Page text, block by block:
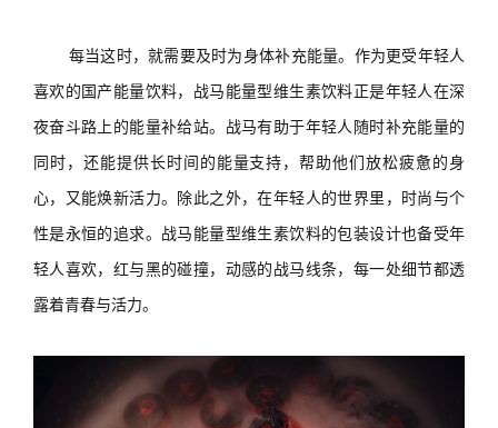
每当这时，就需要及时为身体补充能量。作为更受年轻人
喜欢的国产能量饮料， 战马 能量型维生素饮料正是年轻人在深
夜奋斗路上的能量补给站。 战马有助于年轻人随时补充能量的
同时，还能提供长时间的能量支持 ，帮助他们放松疲惫的身
心，又 能焕新活力。 除此之外，在年轻人的世界里，时尚与个
性是永恒的追求。战马能量型维生素饮料的包装设计也备受年
轻人喜欢， 红与黑的碰撞，动感的 战马线条，每一处细节都透
露着青春与活力。